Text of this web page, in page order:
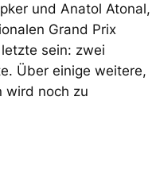
und Anatol Atonal,
Grand Prix
sein: zwei
Über einige weitere,
wird noch zu